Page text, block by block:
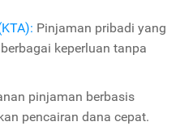
Pinjaman pribadi yang
keperluan tanpa
pinjaman berbasis
pencairan dana cepat.